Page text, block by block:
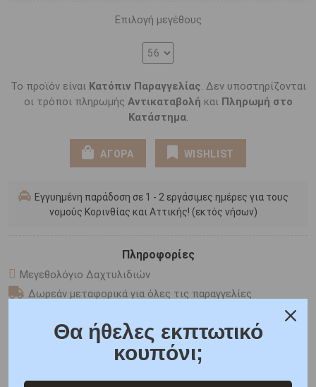
Επιλογή μεγέθους
Το προϊόν είναι Κατόπιν Παραγγελίας. Δεν υποστηρίζονται
οι τρόποι πληρωμής Αντικαταβολή και Πληρωμή στο
Κατάστημα.
ΑΓΟΡΑ WISHLIST
Εγγυημένη παράδοση σε 1 - 2 εργάσιμες ημέρες για τους
νομούς Κορινθίας και Αττικής! (εκτός νήσων)
Πληροφορίες
Μεγεθολόγιο Δαχτυλιδιών
Δωρεάν μεταφορικά για όλες τις παραγγελίες
6 άτοκες δόσεις
Θα ήθελες εκπτωτικό
κουπόνι;